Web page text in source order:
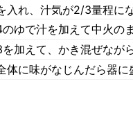
入れ、汁気が2/3量程に
のゆで汁を加えて中火の
を加えて、かき混ぜなが
体に味がなじんだら器に